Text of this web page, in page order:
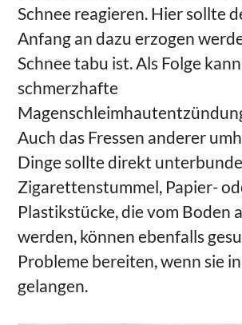
Schnee reagieren. Hier sollte
Anfang an dazu erzogen
Schnee tabu ist. Als Folge
schmerzhafte
Auch das Fressen anderer
Dinge sollte direkt
Zigarettenstummel, Papier-
Plastikstücke, die vom Boden
werden, können ebenfalls
Probleme bereiten, wenn sie
gelangen.